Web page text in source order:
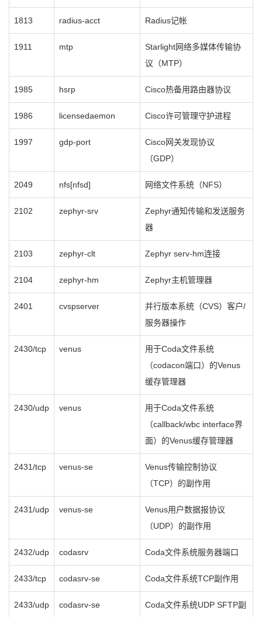
1813 radius-acct Radius记帐
1911 mtp
Starlight网络多媒体传输协
议（MTP）
1985 hsrp Cisco热备用路由器协议
1986 licensedaemon Cisco许可管理守护进程
1997 gdp-port
Cisco网关发现协议
（GDP）
2049 nfs[nfsd] 网络文件系统（NFS）
2102 zephyr-srv
Zephyr通知传输和发送服务
器
2103 zephyr-clt Zephyr serv-hm连接
2104 zephyr-hm Zephyr主机管理器
2401 cvspserver
并行版本系统（CVS）客户/
服务器操作
2430/tcp venus
用于Coda文件系统
（codacon端口）的Venus
缓存管理器
2430/udp venus
用于Coda文件系统
（callback/wbc interface界
面）的Venus缓存管理器
2431/tcp venus-se
Venus传输控制协议
（TCP）的副作用
2431/udp venus-se
Venus用户数据报协议
（UDP）的副作用
2432/udp codasrv Coda文件系统服务器端口
2433/tcp codasrv-se Coda文件系统TCP副作用
2433/udp codasrv-se
Coda文件系统UDP SFTP副